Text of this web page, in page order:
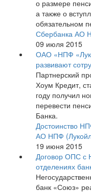
о размере
а также о
обязательном
Сбербанка АО
09 июля 2015
ОАО «НПФ
развивают
Партнерский
Хоум Кредит,
году получил
перевести
Банка.
Достоинство
АО НПФ
19 июня 2015
Договор ОПС с
отделениях
банк «Союз»